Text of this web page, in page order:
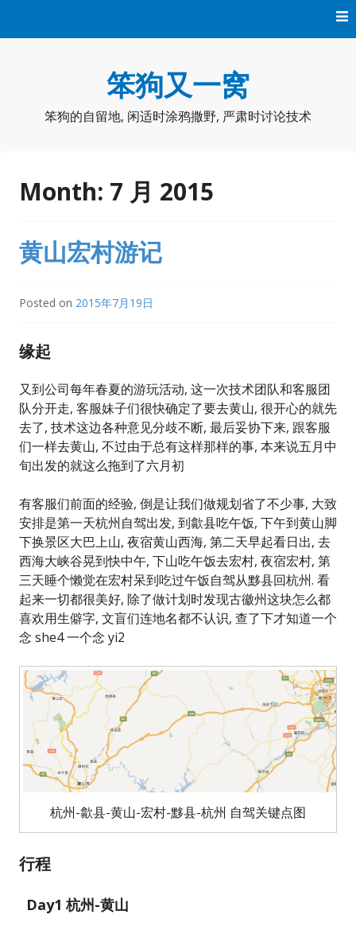
笨狗又一窝
笨狗的自留地, 闲适时涂鸦撒野, 严肃时讨论技术
Month: 7 月 2015
黄山宏村游记
Posted on 2015年7月19日
缘起
又到公司每年春夏的游玩活动, 这一次技术团队和客服团
队分开走, 客服妹子们很快确定了要去黄山, 很开心的就先
去了, 技术这边各种意见分歧不断, 最后妥协下来, 跟客服
们一样去黄山, 不过由于总有这样那样的事, 本来说五月中
旬出发的就这么拖到了六月初
有客服们前面的经验, 倒是让我们做规划省了不少事, 大致
安排是第一天杭州自驾出发, 到歙县吃午饭, 下午到黄山脚
下换景区大巴上山, 夜宿黄山西海, 第二天早起看日出, 去
西海大峡谷晃到快中午, 下山吃午饭去宏村, 夜宿宏村, 第
三天睡个懒觉在宏村呆到吃过午饭自驾从黟县回杭州. 看
起来一切都很美好, 除了做计划时发现古徽州这块怎么都
喜欢用生僻字, 文盲们连地名都不认识, 查了下才知道一个
念 she4 一个念 yi2
杭州-歙县-黄山-宏村-黟县-杭州 自驾关键点图
行程
Day1 杭州-黄山